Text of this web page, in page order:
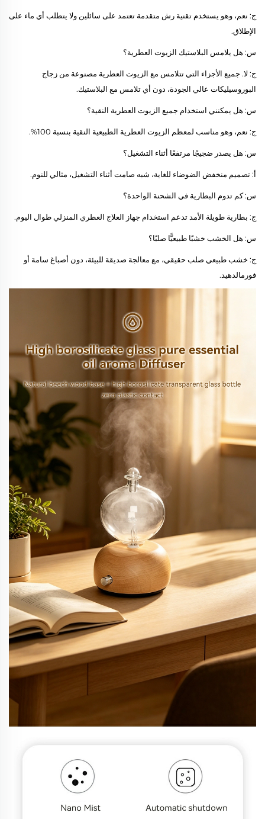
ج: نعم، وهو يستخدم تقنية رش متقدمة تعتمد على سائلين ولا يتطلب أي ماء على
الإطلاق.
س: هل يلامس البلاستيك الزيوت العطرية؟
ج: لا. جميع الأجزاء التي تتلامس مع الزيوت العطرية مصنوعة من زجاج
البوروسيليكات عالي الجودة، دون أي تلامس مع البلاستيك.
س: هل يمكنني استخدام جميع الزيوت العطرية النقية؟
ج: نعم، وهو مناسب لمعظم الزيوت العطرية الطبيعية النقية بنسبة 100%.
س: هل يصدر ضجيجًا مرتفعًا أثناء التشغيل؟
أ: تصميم منخفض الضوضاء للغاية، شبه صامت أثناء التشغيل، مثالي للنوم.
س: كم تدوم البطارية في الشحنة الواحدة؟
ج: بطارية طويلة الأمد تدعم استخدام جهاز العلاج العطري المنزلي طوال اليوم.
س: هل الخشب خشبًا طبيعيًّا صلبًا؟
ج: خشب طبيعي صلب حقيقي، مع معالجة صديقة للبيئة، دون أصباغ سامة أو
فورمالدهيد.